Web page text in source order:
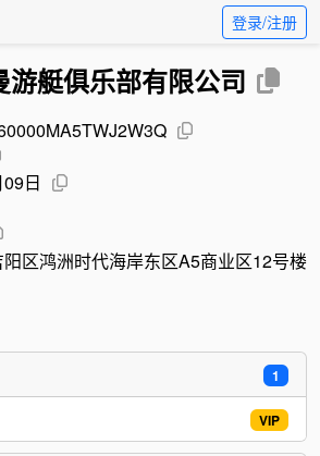
登录/注册
游艇俱乐部有限公司
日
区鸿洲时代海岸东区A5商业区12号楼
1
VIP